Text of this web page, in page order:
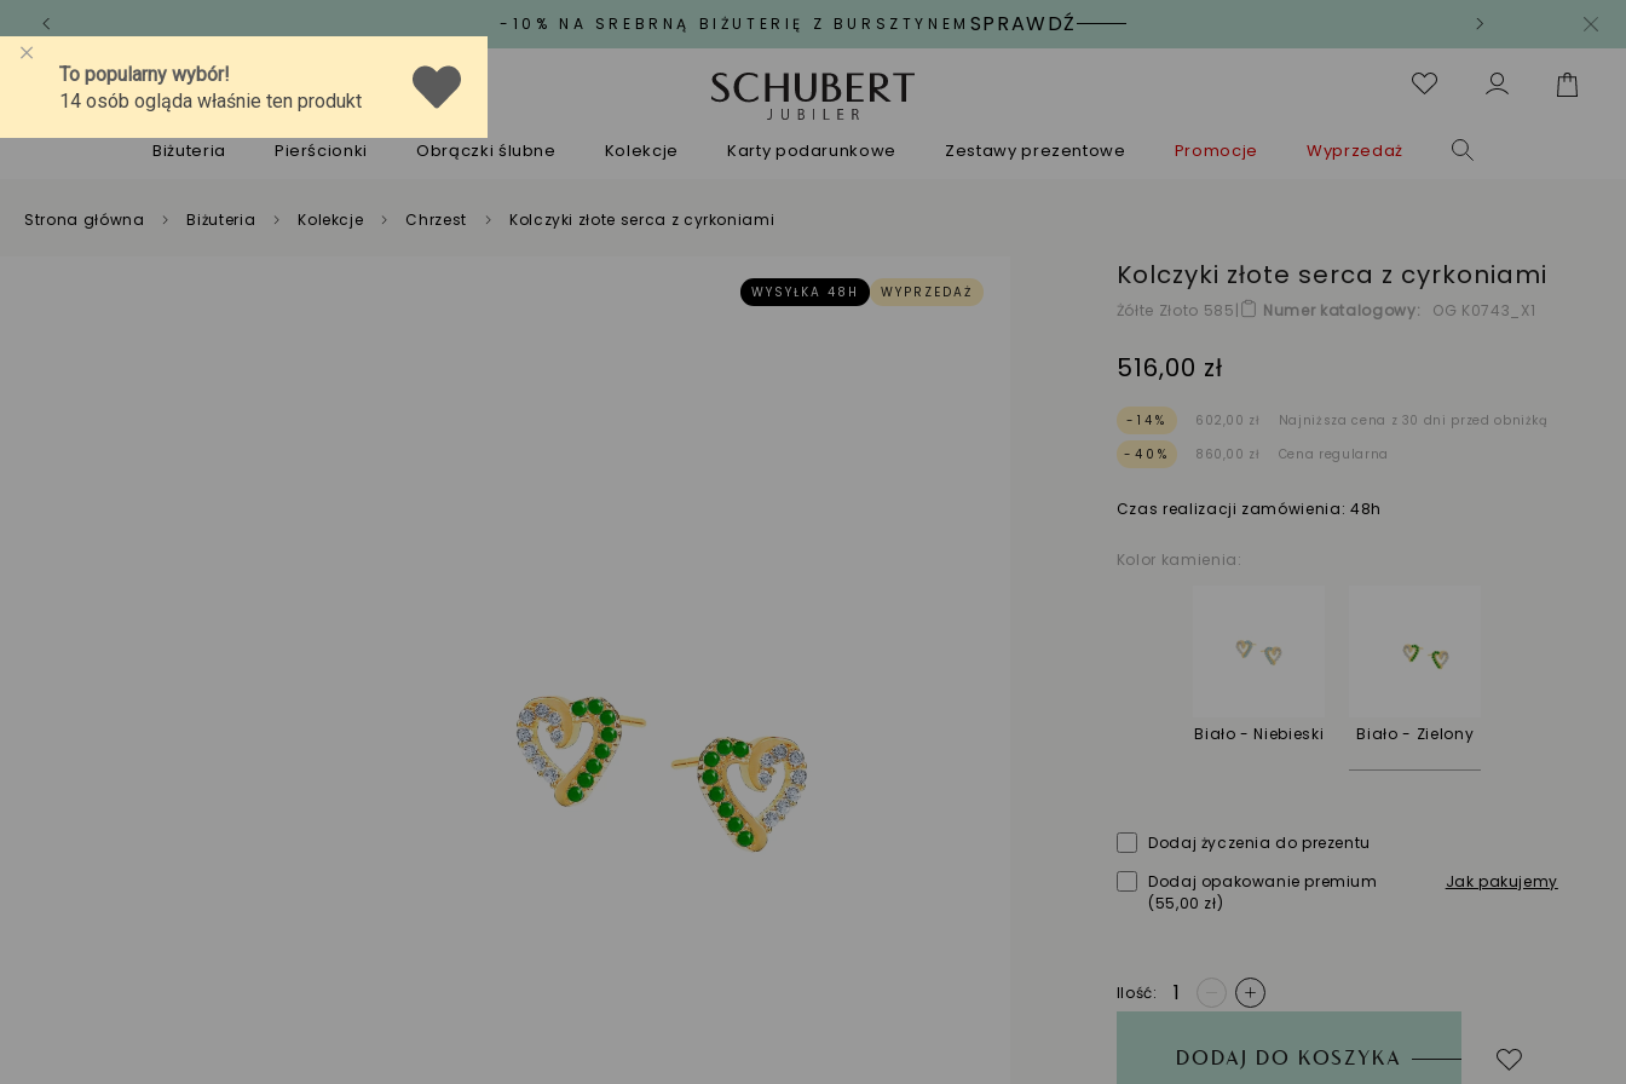
-10% NA SREBRNĄ BIŻUTERIĘ Z BURSZTYNEM SPRAWDŹ
O marceJakośćPomoc
Biżuteria Pierścionki Obrączki ślubne Kolekcje Karty podarunkowe Zestawy prezentowe Promocje Wyprzedaż
Strona główna Biżuteria Kolekcje Chrzest Kolczyki złote serca z cyrkoniami
WYSYŁKA 48H WYPRZEDAŻ
Kolczyki złote serca z cyrkoniami
Żółte Złoto 585| Numer katalogowy OG K0743_X1
516,00 zł
-14% 602,00 zł
Najniższa cena z 30 dni przed obniżką
-40%
860,00 zł Cena regularna
Czas realizacji zamówienia: 48h
Kolor kamienia:
Biało - Niebieski Biało - Zielony
Dodaj życzenia do prezentu
Dodaj opakowanie premium
(55,00 zł)
Jak pakujemy
Ilość +
DODAJ DO KOSZYKA